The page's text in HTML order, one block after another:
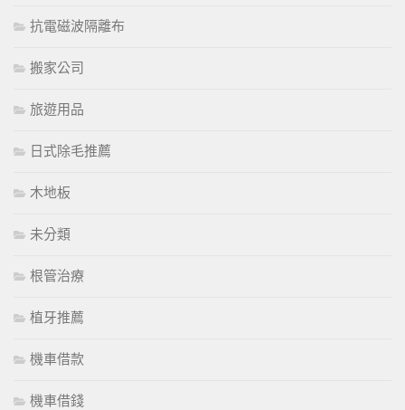
抗電磁波隔離布
搬家公司
旅遊用品
日式除毛推薦
木地板
未分類
根管治療
植牙推薦
機車借款
機車借錢